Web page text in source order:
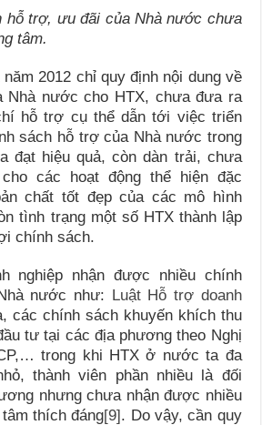
hỗ trợ, ưu đãi của Nhà nước chưa
tâm.
2012 chỉ quy định nội dung về
Nhà nước cho HTX, chưa đưa ra
hỗ trợ cụ thể dẫn tới việc triển
sách hỗ trợ của Nhà nước trong
đạt hiệu quả, còn dàn trải, chưa
các hoạt động thể hiện đặc
chất tốt đẹp của các mô hình
tình trạng một số HTX thành lập
chính sách.
nghiệp nhận được nhiều chính
nước như: Luật Hỗ trợ doanh
các chính sách khuyến khích thu
tư tại các địa phương theo Nghị
trong khi HTX ở nước ta đa
thành viên phần nhiều là đối
nhưng chưa nhận được nhiều
thích đáng[9]. Do vậy, cần quy